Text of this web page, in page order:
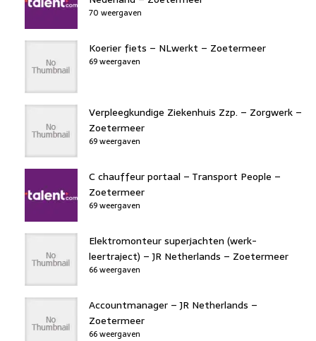
70 weergaven
Koerier fiets – NLwerkt – Zoetermeer
69 weergaven
Verpleegkundige Ziekenhuis Zzp. – Zorgwerk –
Zoetermeer
69 weergaven
C chauffeur portaal – Transport People –
Zoetermeer
69 weergaven
Elektromonteur superjachten (werk-
leertraject) – JR Netherlands – Zoetermeer
66 weergaven
Accountmanager – JR Netherlands –
Zoetermeer
66 weergaven